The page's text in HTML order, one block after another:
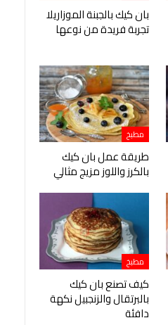
بان كيك بالجبنة الموزاريلا
تجربة فريدة من نوعها
مطبخ
طريقة عمل بان كيك
بالكرز واللوز مزيج مثالي
مطبخ
كيف تصنع بان كيك
بالبرتقال والزنجبيل نكهة
دافئة